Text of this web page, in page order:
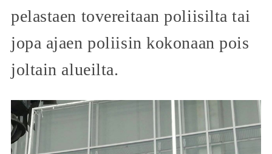
pelastaen tovereitaan poliisilta tai
jopa ajaen poliisin kokonaan pois
joltain alueilta.